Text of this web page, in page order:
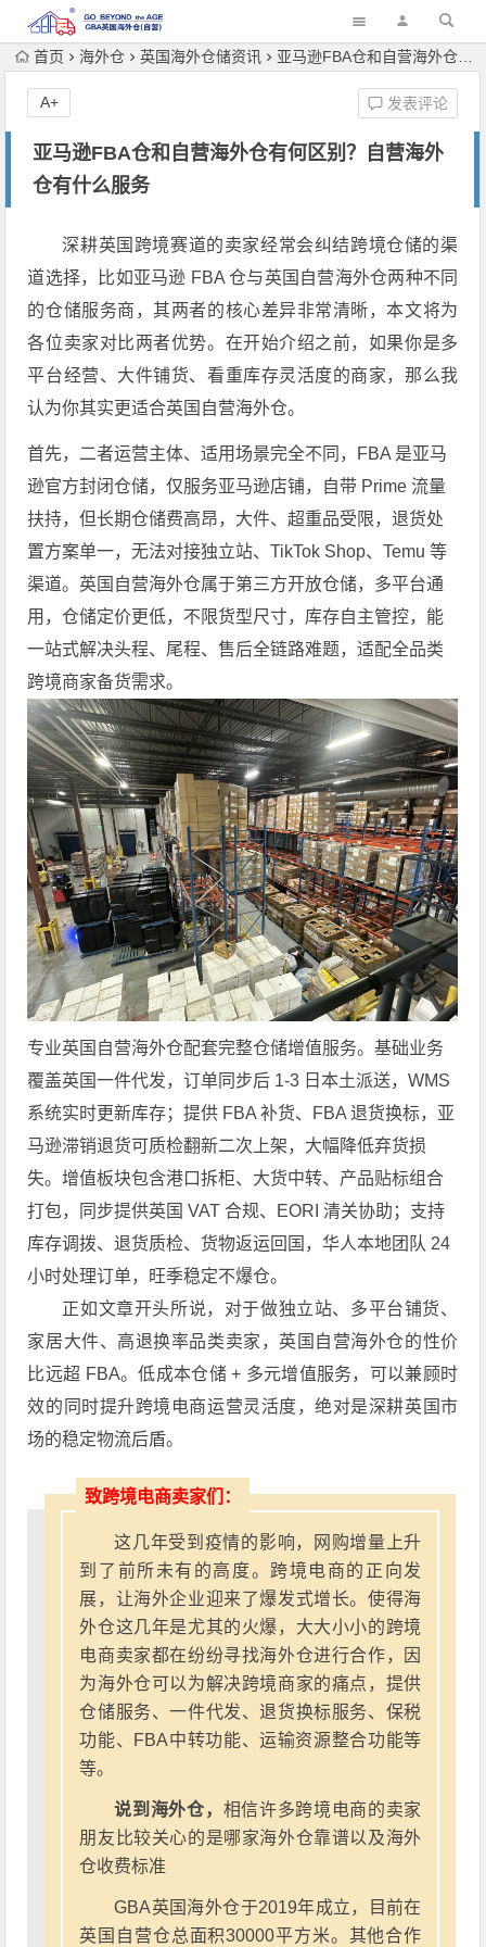
首页 海外仓 英国海外仓储资讯 亚马逊FBA仓和自营海外仓有何区别？自营海外仓有什么服务
亚马逊FBA仓和自营海外仓有何区别？自营海外
仓有什么服务
发表评论
A+
深耕英国跨境赛道的卖家经常会纠结跨境仓储的渠
道选择，比如亚马逊 FBA 仓与英国自营海外仓两种不同
的仓储服务商，其两者的核心差异非常清晰，本文将为
各位卖家对比两者优势。在开始介绍之前，如果你是多
平台经营、大件铺货、看重库存灵活度的商家，那么我
认为你其实更适合英国自营海外仓。
首先，二者运营主体、适用场景完全不同，FBA 是亚马
逊官方封闭仓储，仅服务亚马逊店铺，自带 Prime 流量
扶持，但长期仓储费高昂，大件、超重品受限，退货处
置方案单一，无法对接独立站、TikTok Shop、Temu 等
渠道。英国自营海外仓属于第三方开放仓储，多平台通
用，仓储定价更低，不限货型尺寸，库存自主管控，能
一站式解决头程、尾程、售后全链路难题，适配全品类
跨境商家备货需求。
专业英国自营海外仓配套完整仓储增值服务。基础业务
覆盖英国一件代发，订单同步后 1-3 日本土派送，WMS
系统实时更新库存；提供 FBA 补货、FBA 退货换标，亚
马逊滞销退货可质检翻新二次上架，大幅降低弃货损
失。增值板块包含港口拆柜、大货中转、产品贴标组合
打包，同步提供英国 VAT 合规、EORI 清关协助；支持
库存调拨、退货质检、货物返运回国，华人本地团队 24
小时处理订单，旺季稳定不爆仓。
正如文章开头所说，对于做独立站、多平台铺货、
家居大件、高退换率品类卖家，英国自营海外仓的性价
比远超 FBA。低成本仓储 + 多元增值服务，可以兼顾时
效的同时提升跨境电商运营灵活度，绝对是深耕英国市
场的稳定物流后盾。
致跨境电商卖家们：
这几年受到疫情的影响，网购增量上升
到了前所未有的高度。跨境电商的正向发
展，让海外企业迎来了爆发式增长。使得海
外仓这几年是尤其的火爆，大大小小的跨境
电商卖家都在纷纷寻找海外仓进行合作，因
为海外仓可以为解决跨境商家的痛点，提供
仓储服务、一件代发、退货换标服务、保税
功能、FBA中转功能、运输资源整合功能等
等。
说到海外仓， 相信许多跨境电商的卖家
朋友比较关心的是哪家海外仓靠谱以及海外
仓收费标准
GBA英国海外仓于2019年成立，目前在
英国自营仓总面积30000平方米。其他合作